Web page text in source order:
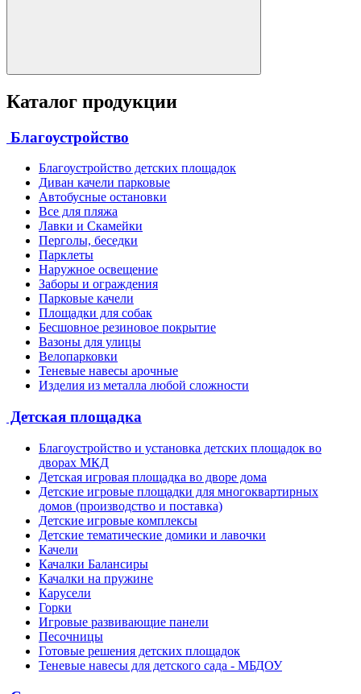
Каталог продукции
Благоустройство
Благоустройство детских площадок
Диван качели парковые
Автобусные остановки
Все для пляжа
Лавки и Скамейки
Перголы, беседки
Парклеты
Наружное освещение
Заборы и ограждения
Парковые качели
Площадки для собак
Бесшовное резиновое покрытие
Вазоны для улицы
Велопарковки
Теневые навесы арочные
Изделия из металла любой сложности
Детская площадка
Благоустройство и установка детских площадок во
дворах МКД
Детская игровая площадка во дворе дома
Детские игровые площадки для многоквартирных
домов (производство и поставка)
Детские игровые комплексы
Детские тематические домики и лавочки
Качели
Качалки Балансиры
Качалки на пружине
Карусели
Горки
Игровые развивающие панели
Песочницы
Готовые решения детских площадок
Теневые навесы для детского сада - МБДОУ